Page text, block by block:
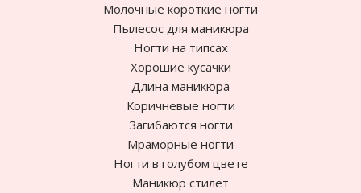
Молочные короткие ногти
Пылесос для маникюра
Ногти на типсах
Хорошие кусачки
Длина маникюра
Коричневые ногти
Загибаются ногти
Мраморные ногти
Ногти в голубом цвете
Маникюр стилет